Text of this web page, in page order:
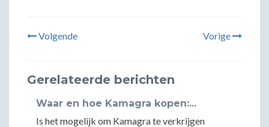
Volgende Vorige
Gerelateerde berichten
Waar en hoe Kamagra kopen:...
Is het mogelijk om Kamagra te verkrijgen